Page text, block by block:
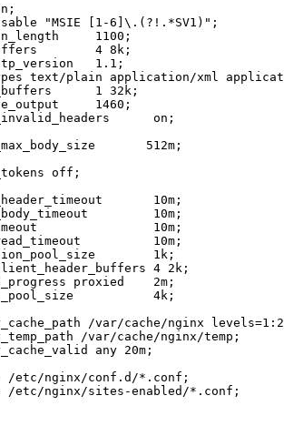
"MSIE [1-6]\.(?!.*SV1)";
1100;
4 8k;
1.1;
text/plain application/xml
1 32k;
1460;
on;
512m;
off;
10m;
10m;
10m;
10m;
1k;
4 2k;
proxied    2m;
4k;
/var/cache/nginx
/var/cache/nginx/temp;
any 20m;
/etc/nginx/conf.d/*.conf;
/etc/nginx/sites-enabled/*.conf;